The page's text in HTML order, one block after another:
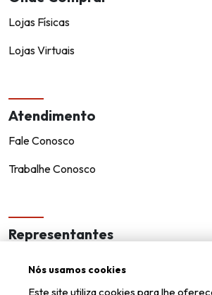
Lojas Físicas
Lojas Virtuais
Atendimento
Fale Conosco
Trabalhe Conosco
Representantes
Seja um representante
Nós usamos cookies
Este site utiliza cookies para lhe